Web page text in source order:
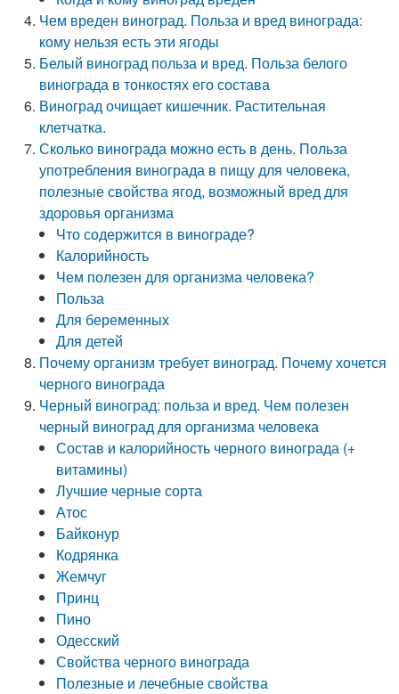
Чем вреден виноград. Польза и вред винограда:
кому нельзя есть эти ягоды
Белый виноград польза и вред. Польза белого
винограда в тонкостях его состава
Виноград очищает кишечник. Растительная
клетчатка.
Сколько винограда можно есть в день. Польза
употребления винограда в пищу для человека,
полезные свойства ягод, возможный вред для
здоровья организма
Что содержится в винограде?
Калорийность
Чем полезен для организма человека?
Польза
Для беременных
Для детей
Почему организм требует виноград. Почему хочется
черного винограда
Черный виноград: польза и вред. Чем полезен
черный виноград для организма человека
Состав и калорийность черного винограда (+
витамины)
Лучшие черные сорта
Атос
Байконур
Кодрянка
Жемчуг
Принц
Пино
Одесский
Свойства черного винограда
Полезные и лечебные свойства